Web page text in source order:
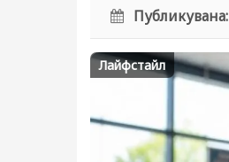
Публикувана:
Лайфстайл